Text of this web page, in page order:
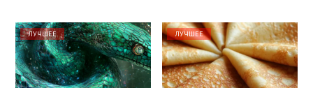
ЛУЧШЕЕ ЛУЧШЕЕ